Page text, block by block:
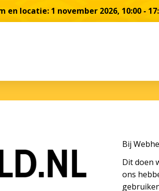
en locatie: 1 november 2026, 10:00 -
Bij
Dit doen
ons